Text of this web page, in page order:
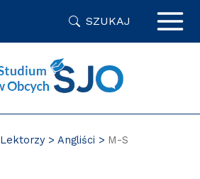
SZUKAJ
Lektorzy Angliści M-S